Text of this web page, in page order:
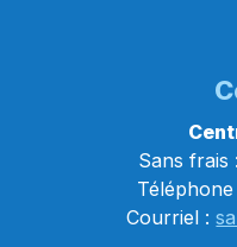
Sans
Téléphone
Courriel :